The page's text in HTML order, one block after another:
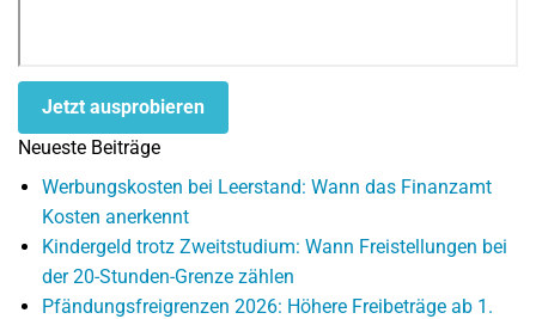
Jetzt ausprobieren
Neueste Beiträge
Werbungskosten bei Leerstand: Wann das Finanzamt
Kosten anerkennt
Kindergeld trotz Zweitstudium: Wann Freistellungen bei
der 20-Stunden-Grenze zählen
Pfändungsfreigrenzen 2026: Höhere Freibeträge ab 1.